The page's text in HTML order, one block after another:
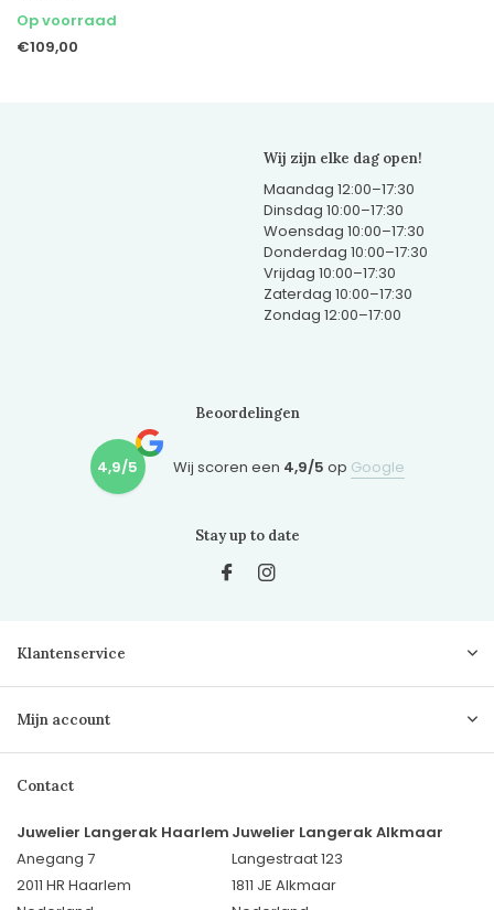
Op voorraad
€109,00
Wij zijn elke dag open!
Maandag 12:00–17:30
Dinsdag 10:00–17:30
Woensdag 10:00–17:30
Donderdag 10:00–17:30
Vrijdag 10:00–17:30
Zaterdag 10:00–17:30
Zondag 12:00–17:00
Beoordelingen
4,9/5 Wij scoren een 4,9/5 op Google
Stay up to date
Klantenservice
Mijn account
Contact
Juwelier Langerak Haarlem
Anegang 7
2011 HR Haarlem
Juwelier Langerak Alkmaar
Langestraat 123
1811 JE Alkmaar